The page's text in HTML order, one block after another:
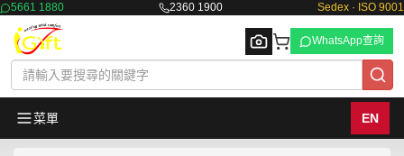
5661 1880 2360 1900 Sedex · ISO 9001
WhatsApp查詢
菜單 EN